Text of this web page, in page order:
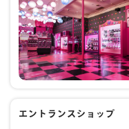
エントランスショップ